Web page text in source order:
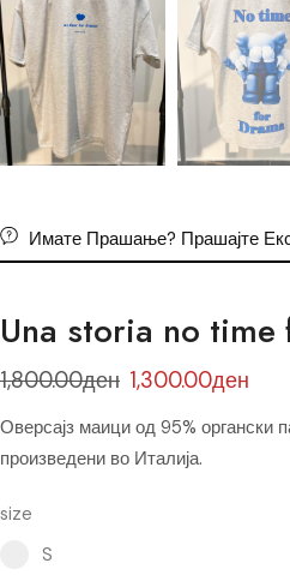
Имате Прашање? Прашајте
Una storia no
1,800.00ден 1,300.00ден
Оверсајз маици од 95% органски
произведени во Италија.
size
Select pa_size
S
S option for pa_size